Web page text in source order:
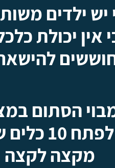
יש ילדים
אין יכולת
הסתום
את המצב
מקצה לקצה